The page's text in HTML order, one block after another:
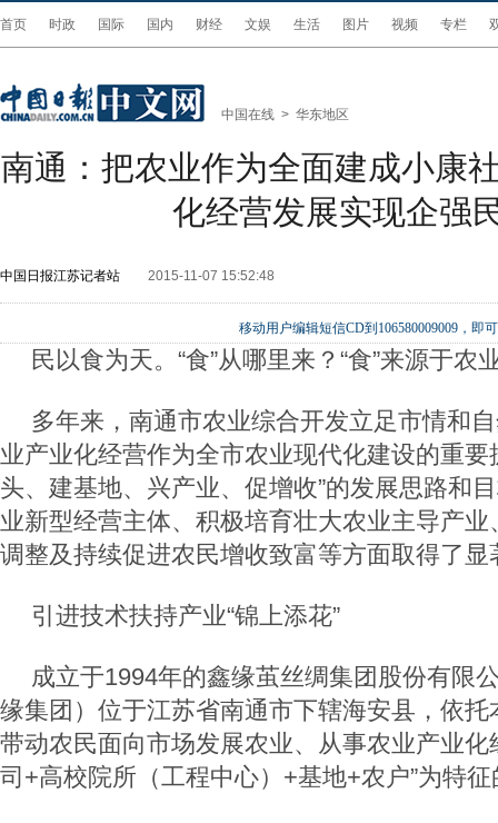
首页 时政 国际 国内 财经 文娱 生活 图片 视频 专栏
中国在线 > 华东地区
南通：把农业作为全面建成小康
化经营发展实现企强
中国日报江苏记者站 2015-11-07 15:52:48
移动用户编辑短信CD到106580009009，即
民以食为天。“食”从哪里来？“食”来源于农
多年来，南通市农业综合开发立足市情和
业产业化经营作为全市农业现代化建设的重要
头、建基地、兴产业、促增收”的发展思路和
业新型经营主体、积极培育壮大农业主导产
调整及持续促进农民增收致富等方面取得了显
引进技术扶持产业“锦上添花”
成立于1994年的鑫缘茧丝绸集团股份有限
缘集团）位于江苏省南通市下辖海安县，依
带动农民面向市场发展农业、从事农业产业化
司 +高校院所（工程中心） +基地+农户”为特